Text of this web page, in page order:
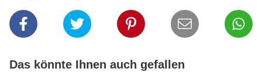
Das könnte Ihnen auch gefallen